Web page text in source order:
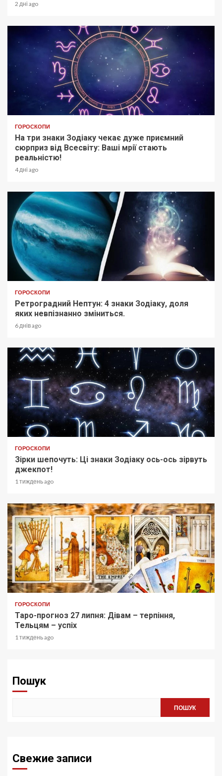
2 дні ago
ГОРОСКОПИ
На три знаки Зодіаку чекає дуже приємний
сюрприз від Всесвіту: Ваші мрії стають
реальністю!
4 дні ago
ГОРОСКОПИ
Ретроградний Нептун: 4 знаки Зодіаку, доля
яких невпізнанно зміниться.
6 днів ago
ГОРОСКОПИ
Зірки шепочуть: Ці знаки Зодіаку ось-ось зірвуть
джекпот!
1 тиждень ago
ГОРОСКОПИ
Таро-прогноз 27 липня: Дівам – терпіння,
Тельцям – успіх
1 тиждень ago
Пошук
ПОШУК
Свежие записи